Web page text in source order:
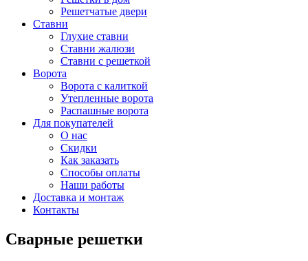
Решетчатые двери
Ставни
Глухие ставни
Ставни жалюзи
Ставни с решеткой
Ворота
Ворота с калиткой
Утепленные ворота
Распашные ворота
Для покупателей
О нас
Скидки
Как заказать
Способы оплаты
Наши работы
Доставка и монтаж
Контакты
Сварные решетки